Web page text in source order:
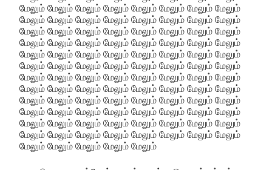
மேலும் மேலும் மேலும் மேலும் மேலும் மேலும் மேலும் மேலும்
மேலும் மேலும் மேலும் மேலும் மேலும் மேலும் மேலும் மேலும்
மேலும் மேலும் மேலும் மேலும் மேலும் மேலும் மேலும் மேலும்
மேலும் மேலும் மேலும் மேலும் மேலும் மேலும் மேலும் மேலும்
மேலும் மேலும் மேலும் மேலும் மேலும் மேலும் மேலும் மேலும்
மேலும் மேலும் மேலும் மேலும் மேலும் மேலும் மேலும் மேலும்
மேலும் மேலும் மேலும் மேலும் மேலும் மேலும் மேலும் மேலும்
மேலும் மேலும் மேலும் மேலும் மேலும் மேலும் மேலும் மேலும்
மேலும் மேலும் மேலும் மேலும் மேலும் மேலும் மேலும் மேலும்
மேலும் மேலும் மேலும் மேலும் மேலும் மேலும் மேலும் மேலும்
மேலும் மேலும் மேலும் மேலும் மேலும் மேலும் மேலும் மேலும்
மேலும் மேலும் மேலும் மேலும் மேலும் மேலும் மேலும் மேலும்
மேலும் மேலும் மேலும் மேலும் மேலும்